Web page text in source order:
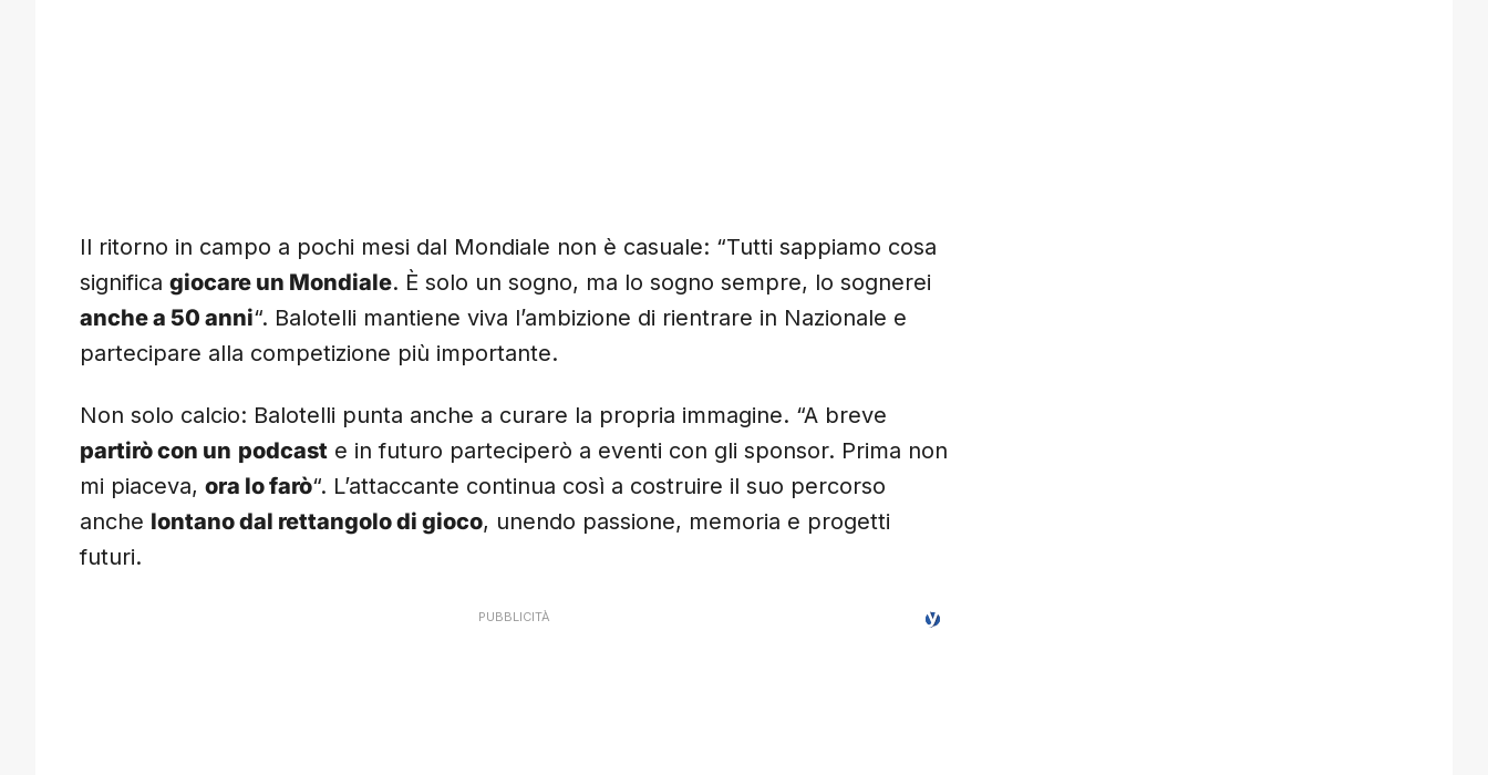
Il ritorno in campo a pochi mesi dal Mondiale non è casuale: “Tutti sappiamo cosa
significa giocare un Mondiale. È solo un sogno, ma lo sogno sempre, lo sognerei
anche a 50 anni“. Balotelli mantiene viva l’ambizione di rientrare in Nazionale e
partecipare alla competizione più importante.
Non solo calcio: Balotelli punta anche a curare la propria immagine. “A breve
partirò con un podcast e in futuro parteciperò a eventi con gli sponsor. Prima non
mi piaceva, ora lo farò“. L’attaccante continua così a costruire il suo percorso
anche lontano dal rettangolo di gioco, unendo passione, memoria e progetti
futuri.